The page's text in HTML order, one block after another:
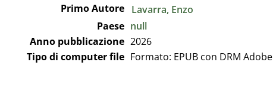
Primo Autore Lavarra, Enzo
Paese null
Anno pubblicazione 2026
Tipo di computer file Formato: EPUB con DRM Adobe